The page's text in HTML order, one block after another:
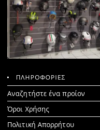
ΠΛΗΡΟΦΟΡΙΕΣ
Αναζητήστε ένα προίον
Search
for:
Όροι Χρήσης
Πολιτική Απορρήτου